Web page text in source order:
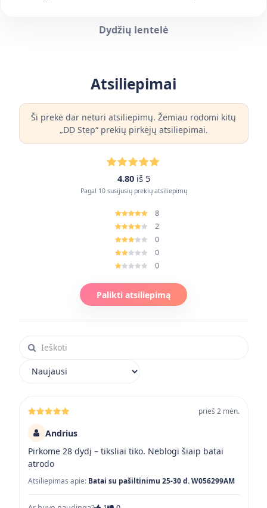
Dydžių lentelė
Atsiliepimai
Ši prekė dar neturi atsiliepimų. Žemiau rodomi kitų
„DD Step“ prekių pirkėjų atsiliepimai.
4.80 iš 5
Pagal 10 susijusių prekių atsiliepimų
8
2
0
0
0
Palikti atsiliepimą
Ieškoti atsiliepimuose
prieš 2 mėn.
Andrius
Pirkome 28 dydį – tiksliai tiko. Neblogi šiaip batai
atrodo
Atsiliepimas apie: Batai su pašiltinimu 25-30 d. W056299AM